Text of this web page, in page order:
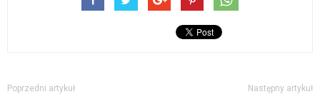
Poprzedni artykuł Następny artykuł